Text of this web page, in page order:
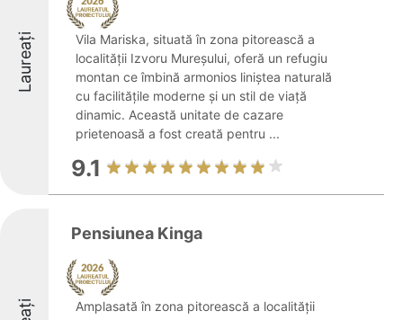
Laureați
Vila Mariska, situată în zona pitorească a
localității Izvoru Mureșului, oferă un refugiu
montan ce îmbină armonios liniștea naturală
cu facilitățile moderne și un stil de viață
dinamic. Această unitate de cazare
prietenoasă a fost creată pentru ...
9.1
Pensiunea Kinga
Amplasată în zona pitorească a localității